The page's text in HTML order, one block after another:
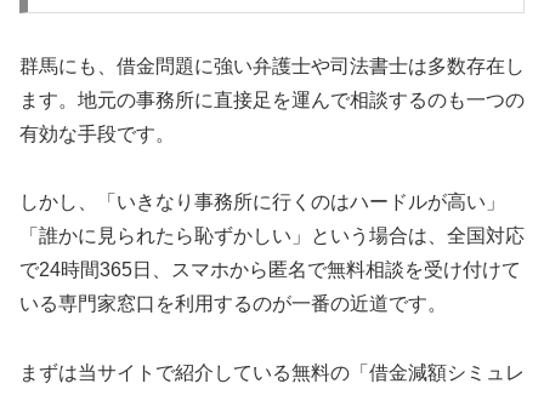
群馬にも、借金問題に強い弁護士や司法書士は多数存在し
ます。地元の事務所に直接足を運んで相談するのも一つの
有効な手段です。
しかし、「いきなり事務所に行くのはハードルが高い」
「誰かに見られたら恥ずかしい」という場合は、全国対応
で24時間365日、スマホから匿名で無料相談を受け付けて
いる専門家窓口を利用するのが一番の近道です。
まずは当サイトで紹介している無料の「借金減額シミュレ